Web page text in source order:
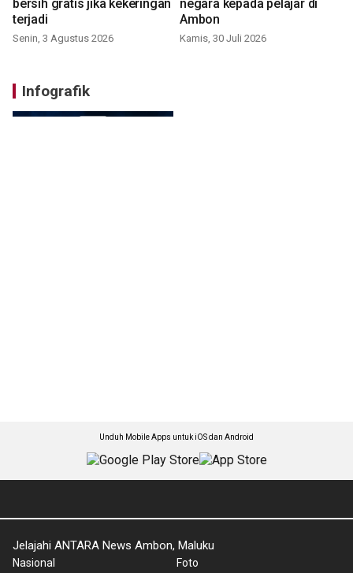
bersih gratis jika kekeringan
terjadi
Senin, 3 Agustus 2026
negara kepada pelajar di
Ambon
Kamis, 30 Juli 2026
Infografik
Unduh Mobile Apps untuk iOS dan Android
Jelajahi ANTARA News Ambon, Maluku
Nasional Foto